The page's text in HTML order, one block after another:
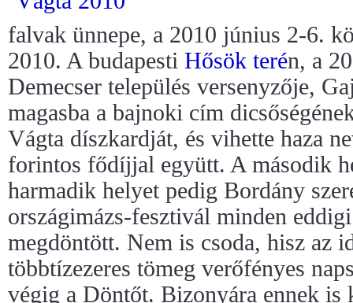
falvak ünnepe, a 2010 június 2-6.
2010. A budapesti Hősök terén, a
Demecser település versenyzője,
magasba a bajnoki cím
Vágta díszkardját, és vihette haza
forintos fődíjjal együtt. A második
harmadik helyet pedig Bordány
országimázs-fesztivál minden
megdöntött. Nem is csoda, hisz az
többtízezeres tömeg verőfényes
végig a Döntőt. Bizonyára ennek is